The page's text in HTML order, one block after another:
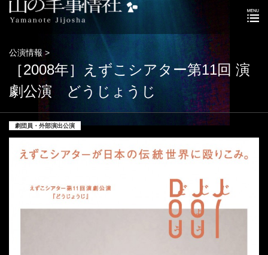
公演情報 >
［2008年］えずこシアター第11回 演
劇公演 どうじょうじ
劇団員・外部演出公演